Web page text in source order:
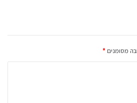
מסומנים *